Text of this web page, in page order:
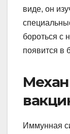
виде, он
бороться с
появится в
Иммунная